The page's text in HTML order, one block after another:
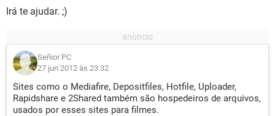
Irá te ajudar. ;)
Señior PC
27 jun 2012 às 23:32
Sites como o Mediafire, Depositfiles, Hotfile, Uploader,
Rapidshare e 2Shared também são hospedeiros de arquivos,
usados por esses sites para filmes.